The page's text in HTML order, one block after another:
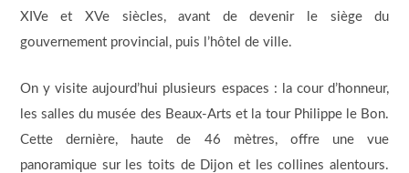
XIVe et XVe siècles, avant de devenir le siège du
gouvernement provincial, puis l’hôtel de ville.
On y visite aujourd’hui plusieurs espaces : la cour d’honneur,
les salles du musée des Beaux-Arts et la tour Philippe le Bon.
Cette dernière, haute de 46 mètres, offre une vue
panoramique sur les toits de Dijon et les collines alentours.